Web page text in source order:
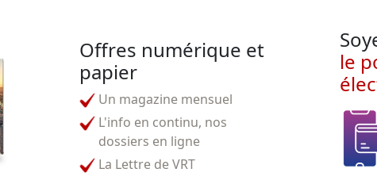
Offres numérique et
papier
Un magazine mensuel
L'info en continu, nos
dossiers en ligne
La Lettre de VRT
le